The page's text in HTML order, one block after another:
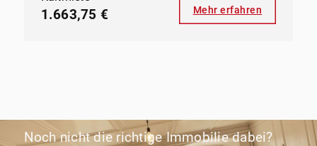
1.663,75 € Mehr erfahren
Noch nicht die richtige Immobilie dabei?